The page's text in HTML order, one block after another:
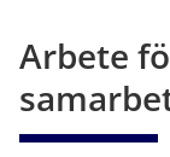
Arbete